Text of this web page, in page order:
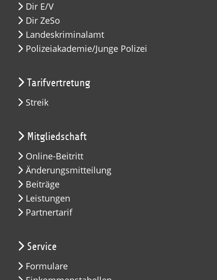
Dir E/V
Dir ZeSo
Landeskriminalamt
Polizeiakademie/Junge Polizei
Tarifvertretung
Streik
Mitgliedschaft
Online-Beitritt
Änderungsmitteilung
Beiträge
Leistungen
Partnertarif
Service
Formulare